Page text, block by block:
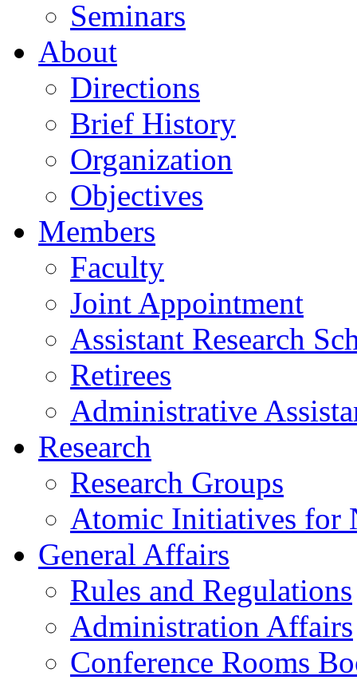
Seminars
About
Directions
Brief History
Organization
Objectives
Members
Faculty
Joint Appointment
Assistant Research
Retirees
Administrative
Research
Research Groups
Atomic Initiatives for
General Affairs
Rules and Regulations
Administration Affairs
Conference Rooms